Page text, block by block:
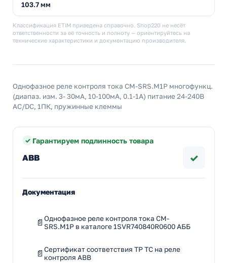
103.7 мм
Классификация ETIM приведена справочно. Shop220 не несёт
ответственности за её точность и полноту — ориентируйтесь на
технические характеристики и документацию производителя.
Однофазное реле контроля тока CM-SRS.M1P многофункц.
(диапаз. изм. 3- 30мА, 10-100мA, 0.1-1A) питание 24-240В
AC/DC, 1ПК, пружинные клеммы
Гарантируем подлинность товара
ABB ✓
Документация
Однофазное реле контроля тока CM-
SRS.M1P в каталоге 1SVR740840R0600 АББ
Сертификат соответствия ТР ТС на реле
контроля ABB